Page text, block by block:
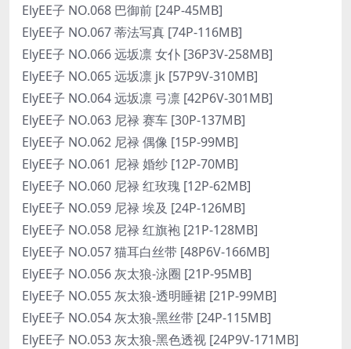
ElyEE子 NO.068 巴御前 [24P-45MB]
ElyEE子 NO.067 蒂法写真 [74P-116MB]
ElyEE子 NO.066 远坂凛 女仆 [36P3V-258MB]
ElyEE子 NO.065 远坂凛 jk [57P9V-310MB]
ElyEE子 NO.064 远坂凛 弓凛 [42P6V-301MB]
ElyEE子 NO.063 尼禄 赛车 [30P-137MB]
ElyEE子 NO.062 尼禄 偶像 [15P-99MB]
ElyEE子 NO.061 尼禄 婚纱 [12P-70MB]
ElyEE子 NO.060 尼禄 红玫瑰 [12P-62MB]
ElyEE子 NO.059 尼禄 埃及 [24P-126MB]
ElyEE子 NO.058 尼禄 红旗袍 [21P-128MB]
ElyEE子 NO.057 猫耳白丝带 [48P6V-166MB]
ElyEE子 NO.056 灰太狼-泳圈 [21P-95MB]
ElyEE子 NO.055 灰太狼-透明睡裙 [21P-99MB]
ElyEE子 NO.054 灰太狼-黑丝带 [24P-115MB]
ElyEE子 NO.053 灰太狼-黑色透视 [24P9V-171MB]